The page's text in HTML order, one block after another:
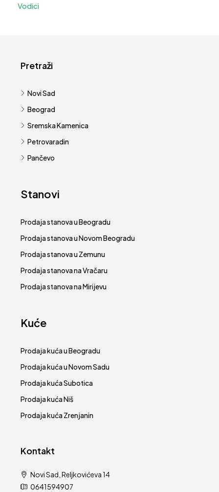
Vodici
Pretraži
Novi Sad
Beograd
Sremska Kamenica
Petrovaradin
Pančevo
Stanovi
Prodaja stanova u Beogradu
Prodaja stanova u Novom Beogradu
Prodaja stanova u Zemunu
Prodaja stanova na Vračaru
Prodaja stanova na Mirijevu
Kuće
Prodaja kuća u Beogradu
Prodaja kuća u Novom Sadu
Prodaja kuća Subotica
Prodaja kuća Niš
Prodaja kuća Zrenjanin
Kontakt
Novi Sad, Reljkovićeva 14
0641594907